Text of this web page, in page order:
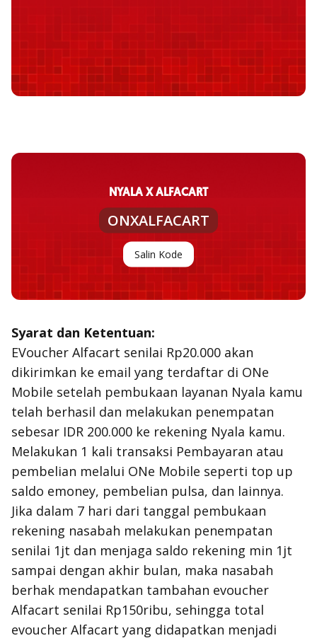
NYALA X ALFACART
ONXALFACART
Salin Kode
Syarat dan Ketentuan:
EVoucher Alfacart senilai Rp20.000 akan
dikirimkan ke email yang terdaftar di ONe
Mobile setelah pembukaan layanan Nyala kamu
telah berhasil dan melakukan penempatan
sebesar IDR 200.000 ke rekening Nyala kamu.
Melakukan 1 kali transaksi Pembayaran atau
pembelian melalui ONe Mobile seperti top up
saldo emoney, pembelian pulsa, dan lainnya.
Jika dalam 7 hari dari tanggal pembukaan
rekening nasabah melakukan penempatan
senilai 1jt dan menjaga saldo rekening min 1jt
sampai dengan akhir bulan, maka nasabah
berhak mendapatkan tambahan evoucher
Alfacart senilai Rp150ribu, sehingga total
evoucher Alfacart yang didapatkan menjadi